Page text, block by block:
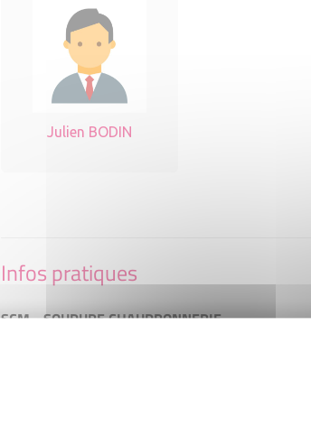
Julien BODIN
Infos pratiques
SCM - SOUDURE CHAUDRONNERIE